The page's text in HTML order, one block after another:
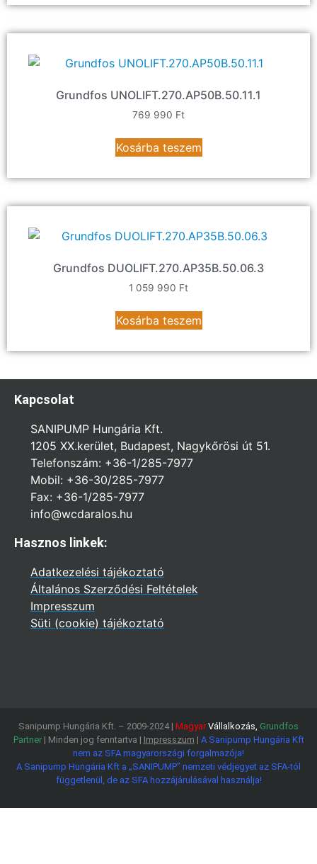
Grundfos UNOLIFT.270.AP50B.50.11.1
769 990 Ft
Kosárba teszem
Grundfos DUOLIFT.270.AP35B.50.06.3
1 059 990 Ft
Kosárba teszem
Kapcsolat
SANIPUMP Hungária Kft.
1205 XX.kerület, Budapest, Nagykőrösi út 51.
Telefonszám: +36-1/285-7977
Mobil: +36-30/285-7977
Fax: +36-1/285-7977
info@wcdaralos.hu
Hasznos linkek:
Adatkezelési tájékoztató
Általános Szerződési Feltételek
Impresszum
Süti (cookie) tájékoztató
Sanipump Hungária Kft. – 2009-2024 | Magyar Vállalkozás, Grundfos
Partner| Minden jog fenntartva | Impresszum | A Sanipump Hungária Kft
nem az SFA magyarországi forgalmazója!
A Sanipump Hungária Kft a „SANIPUMP” nemzeti védjegyet az SFA-tól
függetlenül, de az SFA hozzájárulásával használja!